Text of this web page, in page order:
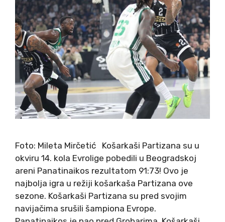
Foto: Mileta Mirčetić Košarkaši Partizana su u
okviru 14. kola Evrolige pobedili u Beogradskoj
areni Panatinaikos rezultatom 91:73! Ovo je
najbolja igra u režiji košarkaša Partizana ove
sezone. Košarkaši Partizana su pred svojim
navijačima srušili šampiona Evrope.